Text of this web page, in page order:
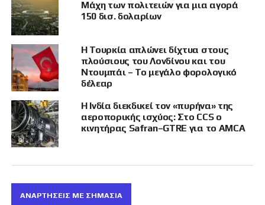
από 6% (κατά μέσο όρο) έως το 2029,
υποστηριζόμενη από ισχυρή εγχώρια ζήτηση,
υγιή μακροοικονομικά θεμελιώδη και το
δημογραφικό της μέρισμα, σύμφωνα με την
έκθεση.
«Η σταθερή ανάπτυξη του πραγματικού ΑΕΠ
της Ινδίας την καθιστά βασικό μοχλό
ανάπτυξης για την παγκόσμια οικονομία. Οι
μεταρρυθμίσεις, όπως ο φόρος GST, ο νόμος
περί αφερεγγυότητας και πτώχευσης, το
υποδομή (Aadhaar και UPI) και το πρόγραμμα
Make in India, μεταξύ άλλων, ενισχύουν την
Μάχη των πολιτειών για μια αγορά
150 δισ. δολαρίων
Η Τουρκία απλώνει δίχτυα στους
πλούσιους του Λονδίνου και του
Ντουμπάι – Το μεγάλο φορολογικό
δέλεαρ
Η Ινδία διεκδικεί τον «πυρήνα» της
αεροπορικής ισχύος: Στο CCS ο
κινητήρας Safran–GTRE για το AMCA
ΑΝΑΡΤΗΣΕΙΣ ΜΕ ΣΗΜΑΣΙΑ